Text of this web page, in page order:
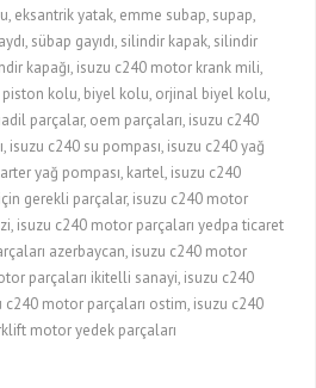
eksantrik yatak, emme subap, supap,
sübap gayıdı, silindir kapak, silindir
kapağı, isuzu c240 motor krank mili,
kolu, biyel kolu, orjinal biyel kolu,
parçalar, oem parçaları, isuzu c240
isuzu c240 su pompası, isuzu c240 yağ
yağ pompası, kartel, isuzu c240
gerekli parçalar, isuzu c240 motor
isuzu c240 motor parçaları yedpa ticaret
azerbaycan, isuzu c240 motor
parçaları ikitelli sanayi, isuzu c240
c240 motor parçaları ostim, isuzu c240
motor yedek parçaları